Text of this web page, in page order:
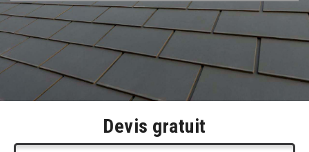
Devis gratuit